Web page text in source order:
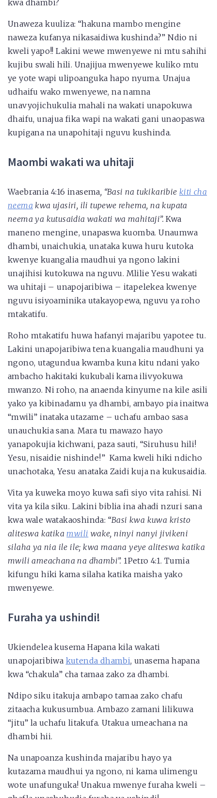
kwa dhambi?
Unaweza kuuliza: “hakuna mambo mengine
naweza kufanya nikasaidiwa kushinda?” Ndio ni
kweli yapo!! Lakini wewe mwenyewe ni mtu sahihi
kujibu swali hili. Unajijua mwenyewe kuliko mtu
ye yote wapi ulipoanguka hapo nyuma. Unajua
udhaifu wako mwenyewe, na namna
unavyojichukulia mahali na wakati unapokuwa
dhaifu, unajua fika wapi na wakati gani unaopaswa
kupigana na unapohitaji nguvu kushinda.
Maombi wakati wa uhitaji
Waebrania 4:16 inasema, “Basi na tukikaribie kiti cha
neema kwa ujasiri, ili tupewe rehema, na kupata
neema ya kutusaidia wakati wa mahitaji”.Kwa
maneno mengine, unapaswa kuomba. Unaumwa
dhambi, unaichukia, unataka kuwa huru kutoka
kwenye kuangalia maudhui ya ngono lakini
unajihisi kutokuwa na nguvu. Mlilie Yesu wakati
wa uhitaji – unapojaribiwa – itapelekea kwenye
nguvu isiyoaminika utakayopewa, nguvu ya roho
mtakatifu.
Roho mtakatifu huwa hafanyi majaribu yapotee tu.
Lakini unapojaribiwa tena kuangalia maudhuni ya
ngono, utagundua kwamba kuna kitu ndani yako
ambacho hakitaki kukubali kama ilivyokuwa
mwanzo. Ni roho, na anaenda kinyume na kile asili
yako ya kibinadamu ya dhambi, ambayo pia inaitwa
“mwili” inataka utazame – uchafu ambao sasa
unauchukia sana. Mara tu mawazo hayo
yanapokujia kichwani, paza sauti, “Siruhusu hili!
Yesu, nisaidie nishinde!” Kama kweli hiki ndicho
unachotaka, Yesu anataka Zaidi kuja na kukusaidia.
Vita ya kuweka moyo kuwa safi siyo vita rahisi. Ni
vita ya kila siku. Lakini biblia ina ahadi nzuri sana
kwa wale watakaoshinda: “Basi kwa kuwa kristo
aliteswa katika mwili wake, ninyi nanyi jivikeni
silaha ya nia ile ile; kwa maana yeye aliteswa katika
mwili ameachana na dhambi”. 1Petro 4:1. Tumia
kifungu hiki kama silaha katika maisha yako
mwenyewe.
Furaha ya ushindi!
Ukiendelea kusema Hapana kila wakati
unapojaribiwa kutenda dhambi, unasema hapana
kwa “chakula” cha tamaa zako za dhambi.
Ndipo siku itakuja ambapo tamaa zako chafu
zitaacha kukusumbua. Ambazo zamani lilikuwa
“jitu” la uchafu litakufa. Utakua umeachana na
dhambi hii.
Na unapoanza kushinda majaribu hayo ya
kutazama maudhui ya ngono, ni kama ulimengu
wote unafunguka! Unakua mwenye furaha kweli –